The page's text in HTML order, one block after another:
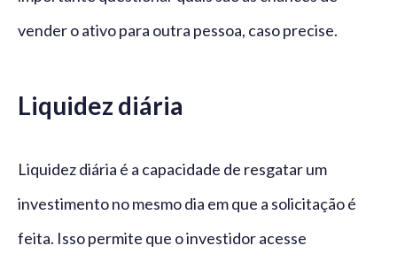
vender o ativo para outra pessoa, caso precise.
Liquidez diária
Liquidez diária é a capacidade de resgatar um
investimento no mesmo dia em que a solicitação é
feita. Isso permite que o investidor acesse